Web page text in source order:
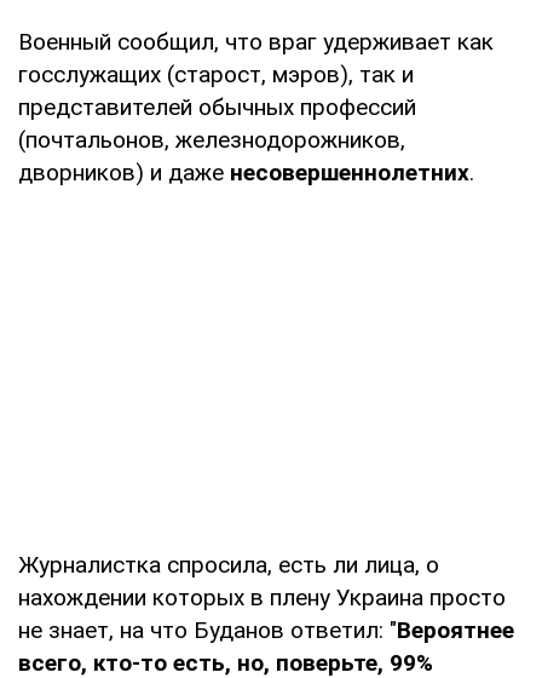
Военный сообщил, что враг удерживает как
госслужащих (старост, мэров), так и
представителей обычных профессий
(почтальонов, железнодорожников,
дворников) и даже несовершеннолетних.
Журналистка спросила, есть ли лица, о
нахождении которых в плену Украина просто
не знает, на что Буданов ответил: "Вероятнее
всего, кто-то есть, но, поверьте, 99%